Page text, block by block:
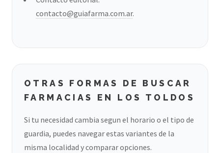
contacto@guiafarma.com.ar.
OTRAS FORMAS DE BUSCAR
FARMACIAS EN LOS TOLDOS
Si tu necesidad cambia segun el horario o el tipo de
guardia, puedes navegar estas variantes de la
misma localidad y comparar opciones.